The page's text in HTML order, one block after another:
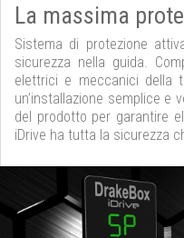
La massima
Sistema di protezione
sicurezza nella guida.
elettrici e meccanici della
un’installazione semplice e
del prodotto per garantire
iDrive ha tutta la sicurezza